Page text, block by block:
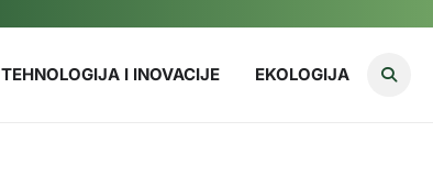
TEHNOLOGIJA I INOVACIJE EKOLOGIJA